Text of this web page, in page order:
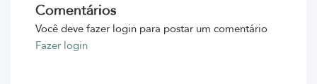
Comentários
Você deve fazer login para postar um comentário
Fazer login